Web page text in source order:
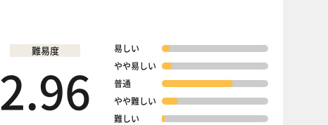
難易度
2.96
易しい
やや易しい
普通
やや難しい
難しい